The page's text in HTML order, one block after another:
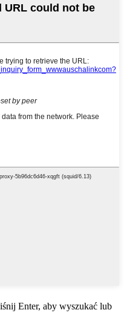
Enter, aby wyszukać lub